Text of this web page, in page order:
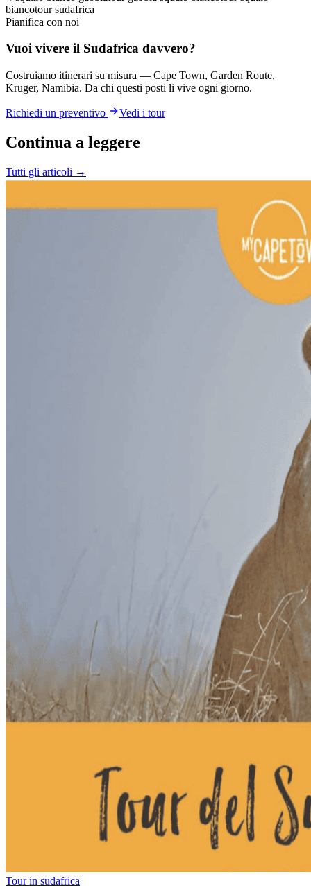
biancotour sudafrica
Pianifica con noi
Vuoi vivere il Sudafrica davvero?
Costruiamo itinerari su misura — Cape Town, Garden Route,
Kruger, Namibia. Da chi questi posti li vive ogni giorno.
Richiedi un preventivo Vedi i tour
Continua a leggere
Tutti gli articoli →
Tour in sudafrica